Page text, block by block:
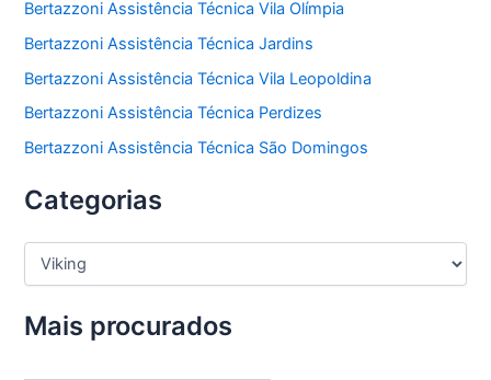
Bertazzoni Assistência Técnica Vila Olímpia
Bertazzoni Assistência Técnica Jardins
Bertazzoni Assistência Técnica Vila Leopoldina
Bertazzoni Assistência Técnica Perdizes
Bertazzoni Assistência Técnica São Domingos
Categorias
C
e
g
Mais procurados